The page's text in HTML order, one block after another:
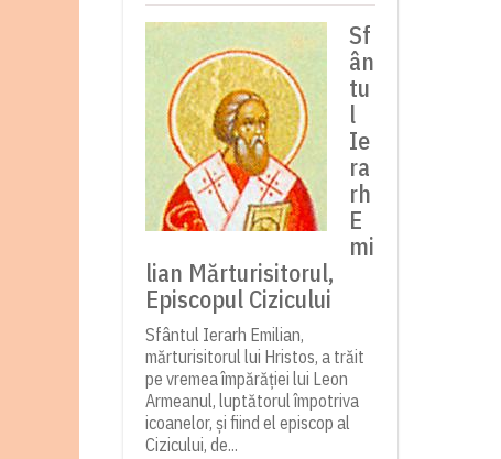
Sf
ân
tu
l
Ie
ra
rh
E
mi
lian Mărturisitorul,
Episcopul Cizicului
Sfântul Ierarh Emilian,
mărturisitorul lui Hristos, a trăit
pe vremea împărăției lui Leon
Armeanul, luptătorul împotriva
icoanelor, și fiind el episcop al
Cizicului, de...